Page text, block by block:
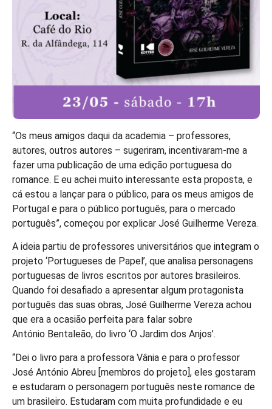
“Os meus amigos daqui da academia – professores,
autores, outros autores – sugeriram, incentivaram-me a
fazer uma publicação de uma edição portuguesa do
romance. E eu achei muito interessante esta proposta, e
cá estou a lançar para o público, para os meus amigos de
Portugal e para o público português, para o mercado
português”, começou por explicar José Guilherme Vereza.
A ideia partiu de professores universitários que integram o
projeto ‘Portugueses de Papel’, que analisa personagens
portuguesas de livros escritos por autores brasileiros.
Quando foi desafiado a apresentar algum protagonista
português das suas obras, José Guilherme Vereza achou
que era a ocasião perfeita para falar sobre
António Bentaleão, do livro ‘O Jardim dos Anjos’.
“Dei o livro para a professora Vânia e para o professor
José António Abreu [membros do projeto], eles gostaram
e estudaram o personagem português neste romance de
um brasileiro. Estudaram com muita profundidade e eu